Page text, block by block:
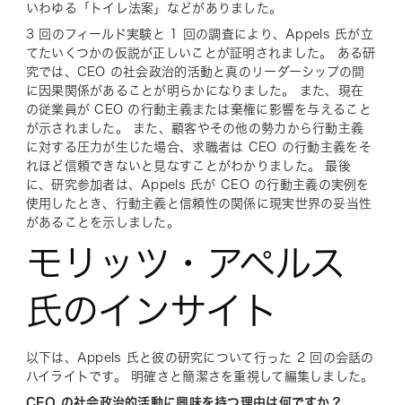
いわゆる「トイレ法案」などがありました。
3 回のフィールド実験と 1 回の調査により、Appels 氏が立
てたいくつかの仮説が正しいことが証明されました。 ある研
究では、CEO の社会政治的活動と真のリーダーシップの間
に 因果 関係があることが明らかになりました。 また、現在
の従業員が CEO の行動主義または棄権に影響を与えること
が示されました。 また、顧客やその他の勢力から行動主義
に対する圧力が生じた場合、求職者は CEO の行動主義をそ
れほど信頼できないと見なすことがわかりました。 最後
に、研究参加者は、Appels 氏が CEO の行動主義の実例を
使用したとき、行動主義と信頼性の関係に現実世界の妥当性
があることを示しました。
モリッツ・アペルス
氏のインサイト
以下は、Appels 氏と彼の研究について行った 2 回の会話の
ハイライトです。 明確さと簡潔さを重視して編集しました。
CEO の社会政治的活動に興味を持つ理由は何ですか？